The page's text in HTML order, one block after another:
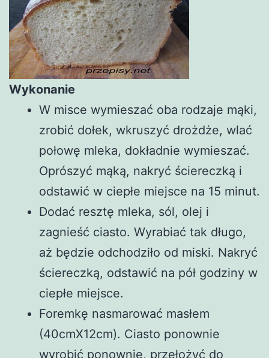
Wykonanie
W misce wymieszać oba rodzaje mąki,
zrobić dołek, wkruszyć drożdże, wlać
połowę mleka, dokładnie wymieszać.
Oprószyć mąką, nakryć ściereczką i
odstawić w ciepłe miejsce na 15 minut.
Dodać resztę mleka, sól, olej i
zagnieść ciasto. Wyrabiać tak długo,
aż będzie odchodziło od miski. Nakryć
ściereczką, odstawić na pół godziny w
ciepłe miejsce.
Foremkę nasmarować masłem
(40cmX12cm). Ciasto ponownie
wyrobić ponownie, przełożyć do